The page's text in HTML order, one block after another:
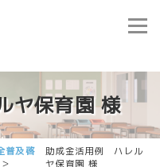
ヤ保育園 様
普及啓
助成金活用例 ハレル
ヤ保育園 様